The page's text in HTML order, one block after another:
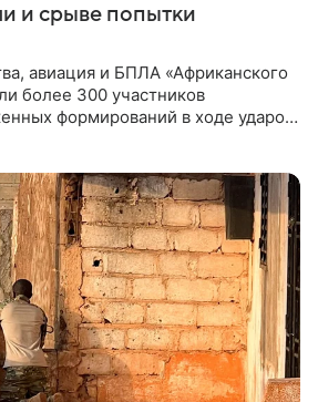
и срыве попытки
авиация и БПЛА «Африканского
более 300 участников
формирований в ходе ударов,
вооруженных
сорвав попытку
заявили в Минобороны